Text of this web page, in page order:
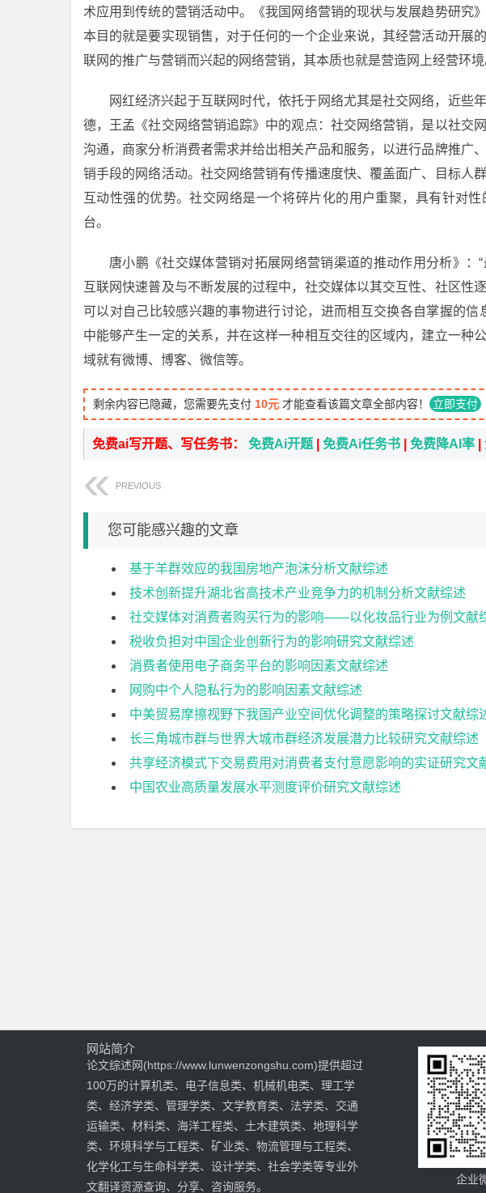
术应用到传统的营销活动中。《我国网络营销的现状与发展趋势研究
本目的就是要实现销售，对于任何的一个企业来说，其经营活动开展
联网的推广与营销而兴起的网络营销，其本质也就是营造网上经营环境
网红经济兴起于互联网时代，依托于网络尤其是社交网络，近些
德，王孟《社交网络营销追踪》中的观点：社交网络营销，是以社交
沟通，商家分析消费者需求并给出相关产品和服务，以进行品牌推广
销手段的网络活动。社交网络营销有传播速度快、覆盖面广、目标人
互动性强的优势。社交网络是一个将碎片化的用户重聚，具有针对
台。
唐小鹏《社交媒体营销对拓展网络营销渠道的推动作用分析》：
互联网快速普及与不断发展的过程中，社交媒体以其交互性、社区性
可以对自己比较感兴趣的事物进行讨论，进而相互交换各自掌握的信
中能够产生一定的关系，并在这样一种相互交往的区域内，建立一种
域就有微博、博客、微信等。
剩余内容已隐藏，您需要先支付 10元 才能查看该篇文章全部内容！ 立即支付
免费ai写开题、写任务书： 免费Ai开题 免费Ai任务书 免费降AI率
PREVIOUS
您可能感兴趣的文章
基于羊群效应的我国房地产泡沫分析文献综述
技术创新提升湖北省高技术产业竞争力的机制分析文献综述
社交媒体对消费者购买行为的影响——以化妆品行业为例文献
税收负担对中国企业创新行为的影响研究文献综述
消费者使用电子商务平台的影响因素文献综述
网购中个人隐私行为的影响因素文献综述
中美贸易摩擦视野下我国产业空间优化调整的策略探讨文献综
长三角城市群与世界大城市群经济发展潜力比较研究文献综述
共享经济模式下交易费用对消费者支付意愿影响的实证研究文
中国农业高质量发展水平测度评价研究文献综述
网站简介
论文综述网(https://www.lunwenzongshu.com)提供超过
100万的计算机类、电子信息类、机械机电类、理工学
类、经济学类、管理学类、文学教育类、法学类、交通
运输类、材料类、海洋工程类、土木建筑类、地理科学
类、环境科学与工程类、矿业类、物流管理与工程类、
化学化工与生命科学类、设计学类、社会学类等专业外
文翻译资源查询、分享、咨询服务。
企业